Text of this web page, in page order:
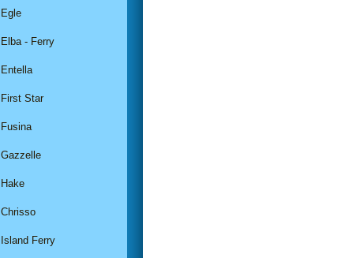
Egle
Elba - Ferry
Entella
First Star
Fusina
Gazzelle
Hake
Chrisso
Island Ferry